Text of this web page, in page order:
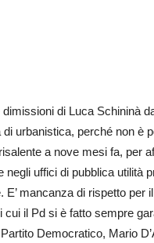
dimissioni di Luca Schininà
urbanistica, perché non è
a nove mesi fa, per
negli uffici di pubblica utilità
E’ mancanza di rispetto per
cui il Pd si è fatto sempre
Democratico, Mario